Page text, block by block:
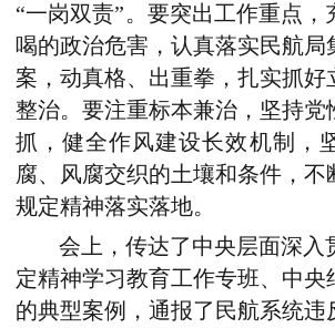
“一岗双责”。要突出工作重点，
喝的政治危害，认真落实民航局
案，动真格、出重拳，扎实抓好
整治。要注重标本兼治，坚持党
抓，健全作风建设长效机制，
腐、风腐交织的土壤和条件，不
规定精神落实落地。
会上，传达了中央层面深入
定精神学习教育工作专班、中央
的典型案例，通报了民航系统违